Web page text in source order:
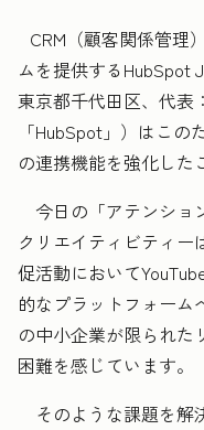
CRM（顧客関係管理
ムを提供するHubSpot
東京都千代田区、代表
「HubSpot」）はこの
の連携機能を強化した
今日の「アテンショ
クリエイティビティー
促活動において
的なプラットフォーム
の中小企業が限られた
困難を感じています。
そのような課題を解